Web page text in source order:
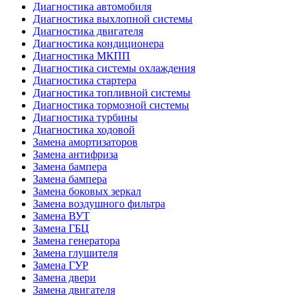
Диагностика автомобиля
Диагностика выхлопной системы
Диагностика двигателя
Диагностика кондиционера
Диагностика МКПП
Диагностика системы охлаждения
Диагностика стартера
Диагностика топливной системы
Диагностика тормозной системы
Диагностика турбины
Диагностика ходовой
Замена амортизаторов
Замена антифриза
Замена бампера
Замена бампера
Замена боковых зеркал
Замена воздушного фильтра
Замена ВУТ
Замена ГБЦ
Замена генератора
Замена глушителя
Замена ГУР
Замена двери
Замена двигателя